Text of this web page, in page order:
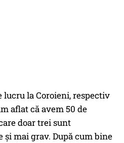
la Coroieni, respectiv
aflat că avem 50 de
doar trei sunt
și mai grav. După cum bine